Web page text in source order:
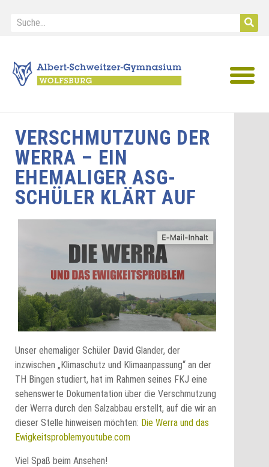
VERSCHMUTZUNG DER
WERRA – EIN
EHEMALIGER ASG-
SCHÜLER KLÄRT AUF
Unser ehemaliger Schüler David Glander, der
inzwischen „Klimaschutz und Klimaanpassung“ an der
TH Bingen studiert, hat im Rahmen seines FKJ eine
sehenswerte Dokumentation über die Verschmutzung
der Werra durch den Salzabbau erstellt, auf die wir an
dieser Stelle hinweisen möchten: Die Werra und das
Ewigkeitsproblemyoutube.com
Viel Spaß beim Ansehen!